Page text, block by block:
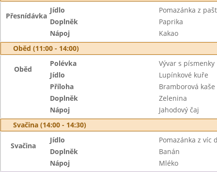
Přesnídávka
Jídlo
Pomazánka z
Doplněk
Paprika
Nápoj
Kakao
Oběd (11:00 - 14:00)
Oběd
Polévka
Vývar s písmenky
Jídlo
Lupínkové kuře
Příloha
Bramborová kaše
Doplněk
Zelenina
Nápoj
Jahodový čaj
Svačina (14:00 - 14:30)
Svačina
Jídlo
Pomazánka z víc
Doplněk
Banán
Nápoj
Mléko